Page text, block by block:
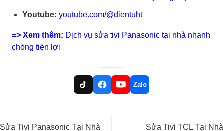
Youtube: youtube.com/@dientuht
=> Xem thêm: Dịch vụ sửa tivi Panasonic tại nhà nhanh
chóng tiện lợi
Zalo
Sửa Tivi Panasonic Tại Nhà Sửa Tivi TCL Tại Nhà